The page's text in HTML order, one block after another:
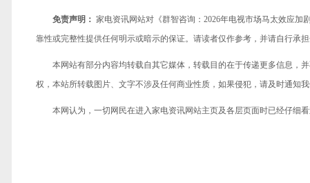
免责声明： 家电资讯网站对《群智咨询：2026年电视市场马太效应
靠性或完整性提供任何明示或暗示的保证。请读者仅作参考，并请自行承担
本网站有部分内容均转载自其它媒体，转载目的在于传递更多信息，
权，本站所转载图片、文字不涉及任何商业性质，如果侵犯，请及时通知
本网认为，一切网民在进入家电资讯网站主页及各层页面时已经仔细